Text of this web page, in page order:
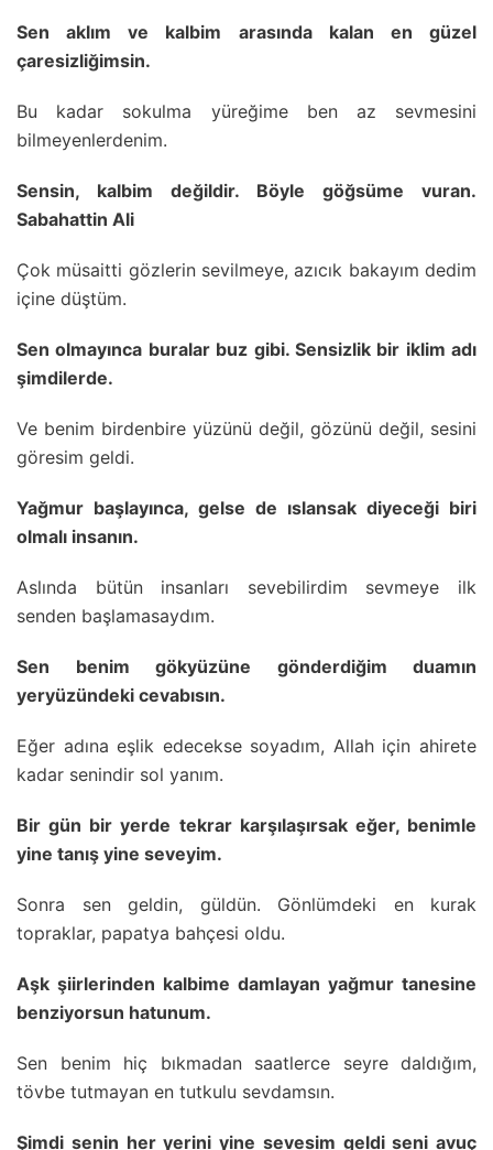
Sen aklım ve kalbim arasında kalan en güzel
çaresizliğimsin.
Bu kadar sokulma yüreğime ben az sevmesini
bilmeyenlerdenim.
Sensin, kalbim değildir. Böyle göğsüme vuran.
Sabahattin Ali
Çok müsaitti gözlerin sevilmeye, azıcık bakayım dedim
içine düştüm.
Sen olmayınca buralar buz gibi. Sensizlik bir iklim adı
şimdilerde.
Ve benim birdenbire yüzünü değil, gözünü değil, sesini
göresim geldi.
Yağmur başlayınca, gelse de ıslansak diyeceği biri
olmalı insanın.
Aslında bütün insanları sevebilirdim sevmeye ilk
senden başlamasaydım.
Sen benim gökyüzüne gönderdiğim duamın
yeryüzündeki cevabısın.
Eğer adına eşlik edecekse soyadım, Allah için ahirete
kadar senindir sol yanım.
Bir gün bir yerde tekrar karşılaşırsak eğer, benimle
yine tanış yine seveyim.
Sonra sen geldin, güldün. Gönlümdeki en kurak
topraklar, papatya bahçesi oldu.
Aşk şiirlerinden kalbime damlayan yağmur tanesine
benziyorsun hatunum.
Sen benim hiç bıkmadan saatlerce seyre daldığım,
tövbe tutmayan en tutkulu sevdamsın.
Şimdi senin her yerini yine sevesim geldi seni avuç